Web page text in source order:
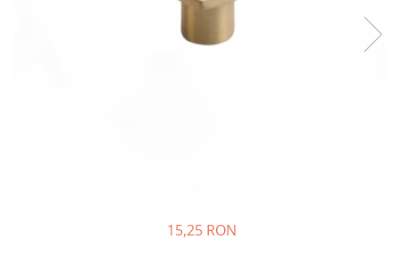
Solutii de curatat & adezivi
15,25 RON